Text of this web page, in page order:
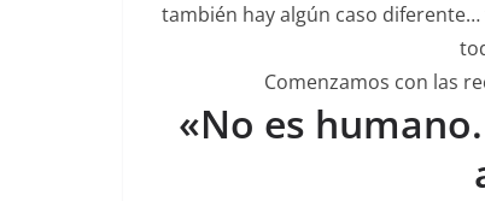
también hay algún caso
Comenzamos con las
«No es